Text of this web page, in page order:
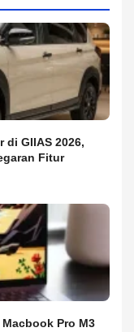
di GIIAS 2026,
Fitur
Pro M3